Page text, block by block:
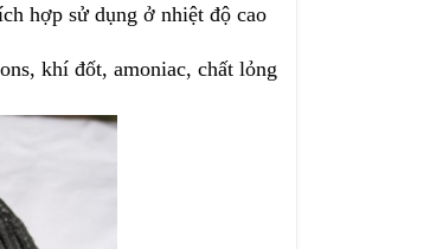
hợp sử dụng ở nhiệt độ cao
khí đốt, amoniac, chất lỏng